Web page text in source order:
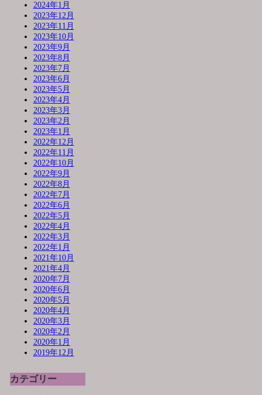
2024年1月
2023年12月
2023年11月
2023年10月
2023年9月
2023年8月
2023年7月
2023年6月
2023年5月
2023年4月
2023年3月
2023年2月
2023年1月
2022年12月
2022年11月
2022年10月
2022年9月
2022年8月
2022年7月
2022年6月
2022年5月
2022年4月
2022年3月
2022年1月
2021年10月
2021年4月
2020年7月
2020年6月
2020年5月
2020年4月
2020年3月
2020年2月
2020年1月
2019年12月
カテゴリー